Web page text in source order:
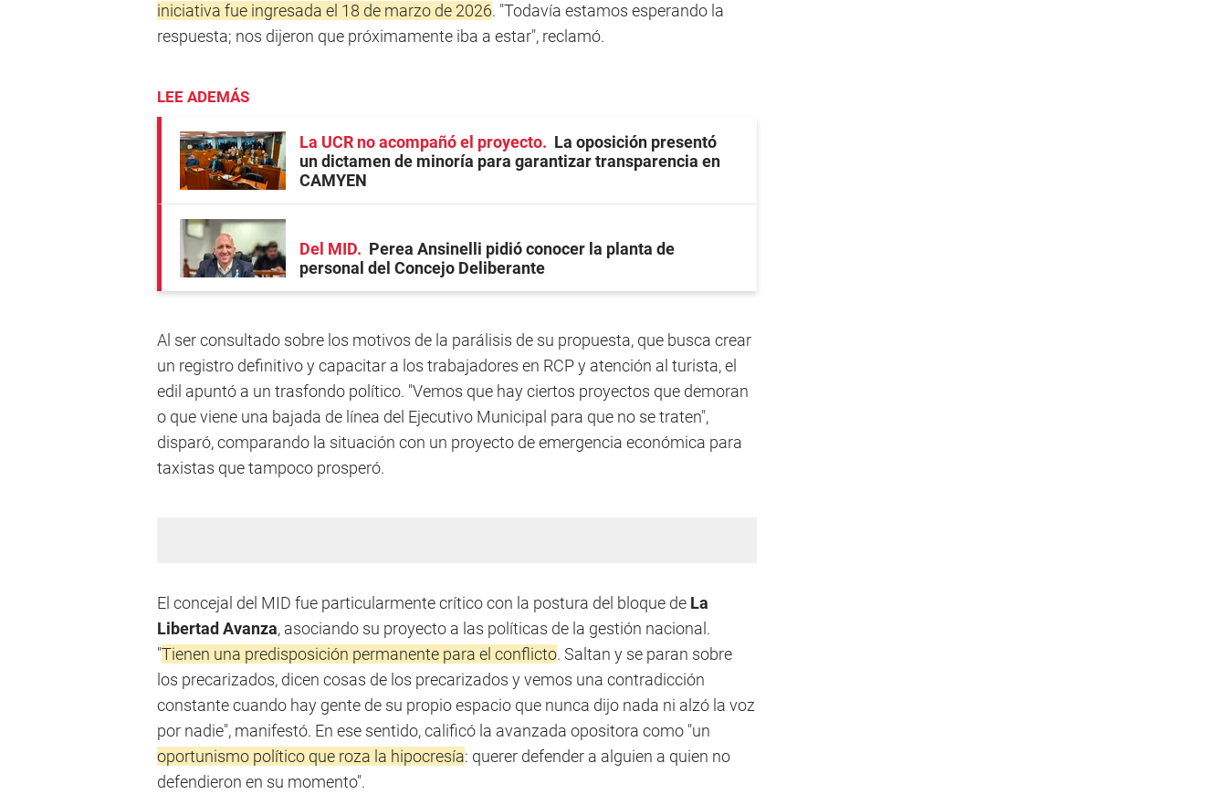
iniciativa fue ingresada el 18 de marzo de 2026. "Todavía estamos esperando la
respuesta; nos dijeron que próximamente iba a estar", reclamó.
LEE ADEMÁS
La UCR no acompañó el proyecto
La oposición presentó
un dictamen de minoría para garantizar transparencia en
CAMYEN
Del MID
Perea Ansinelli pidió conocer la planta de
personal del Concejo Deliberante
Al ser consultado sobre los motivos de la parálisis de su propuesta, que busca crear
un registro definitivo y capacitar a los trabajadores en RCP y atención al turista, el
edil apuntó a un trasfondo político. "Vemos que hay ciertos proyectos que demoran
o que viene una bajada de línea del Ejecutivo Municipal para que no se traten",
disparó, comparando la situación con un proyecto de emergencia económica para
taxistas que tampoco prosperó.
El concejal del MID fue particularmente crítico con la postura del bloque de La
Libertad Avanza, asociando su proyecto a las políticas de la gestión nacional.
"Tienen una predisposición permanente para el conflicto. Saltan y se paran sobre
los precarizados, dicen cosas de los precarizados y vemos una contradicción
constante cuando hay gente de su propio espacio que nunca dijo nada ni alzó la voz
por nadie", manifestó. En ese sentido, calificó la avanzada opositora como "un
oportunismo político que roza la hipocresía: querer defender a alguien a quien no
defendieron en su momento".